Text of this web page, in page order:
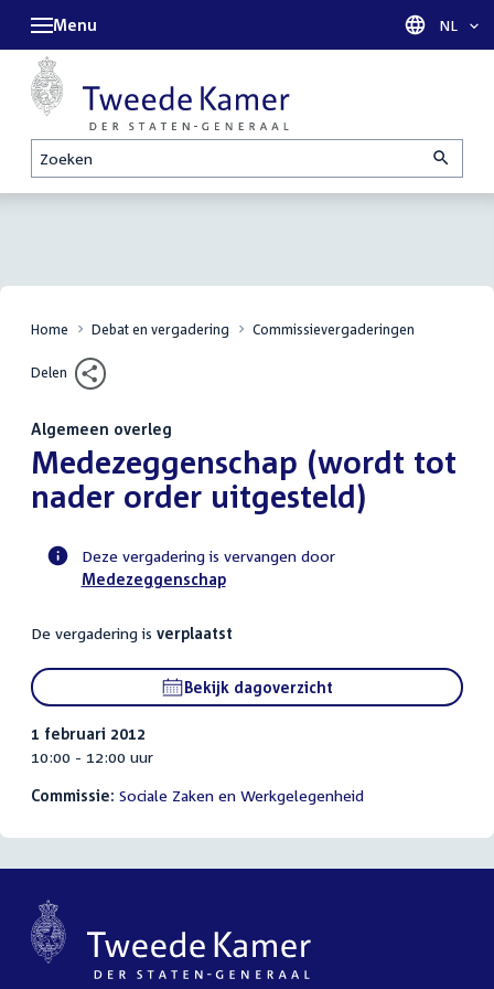
Zoeken
Menu Taal
NL
Home Debat en vergadering Commissievergaderingen
Delen
Algemeen overleg
:Medezeggenschap (wordt tot
nader order uitgesteld)
Voortgangsstatus
activiteit
Deze vergadering is vervangen door
Medezeggenschap
De vergadering is verplaatst
Bekijk dagoverzicht
1 februari 2012
10:00 - 12:00 uur
Commissie: Sociale Zaken en Werkgelegenheid